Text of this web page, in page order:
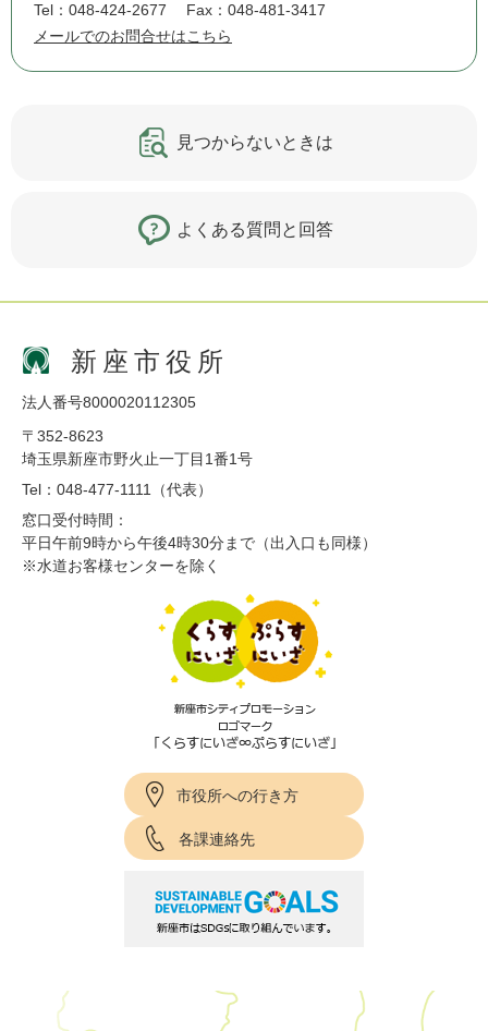
Tel：048-424-2677
Fax：048-481-3417
メールでのお問合せはこちら
見つからないときは
よくある質問と回答
新座市役所
法人番号8000020112305
〒352-8623
埼玉県新座市野火止一丁目1番1号
Tel：048-477-1111（代表）
窓口受付時間：
平日午前9時から午後4時30分まで（出入口も同様）
※水道お客様センターを除く
市役所への行き方
各課連絡先